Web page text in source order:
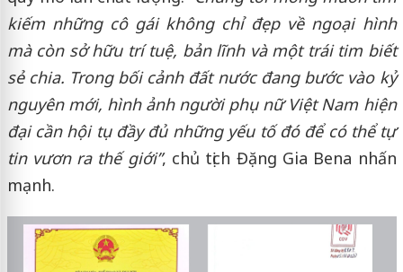
kiếm những cô gái không chỉ đẹp về ngoại hình
mà còn sở hữu trí tuệ, bản lĩnh và một trái tim biết
sẻ chia. Trong bối cảnh đất nước đang bước vào kỷ
nguyên mới, hình ảnh người phụ nữ Việt Nam hiện
đại cần hội tụ đầy đủ những yếu tố đó để có thể tự
tin vươn ra thế giới”, chủ tịch Đặng Gia Bena nhấn
mạnh.